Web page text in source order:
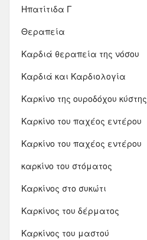
Ηπατίτιδα Γ
Θεραπεία
Καρδιά θεραπεία της νόσου
Καρδιά και Καρδιολογία
Καρκίνο της ουροδόχου κύστης
Καρκίνο του παχέος εντέρου
Καρκίνο του παχέος εντέρου
καρκίνο του στόματος
Καρκίνος στο συκώτι
Καρκίνος του δέρματος
Καρκίνος του μαστού